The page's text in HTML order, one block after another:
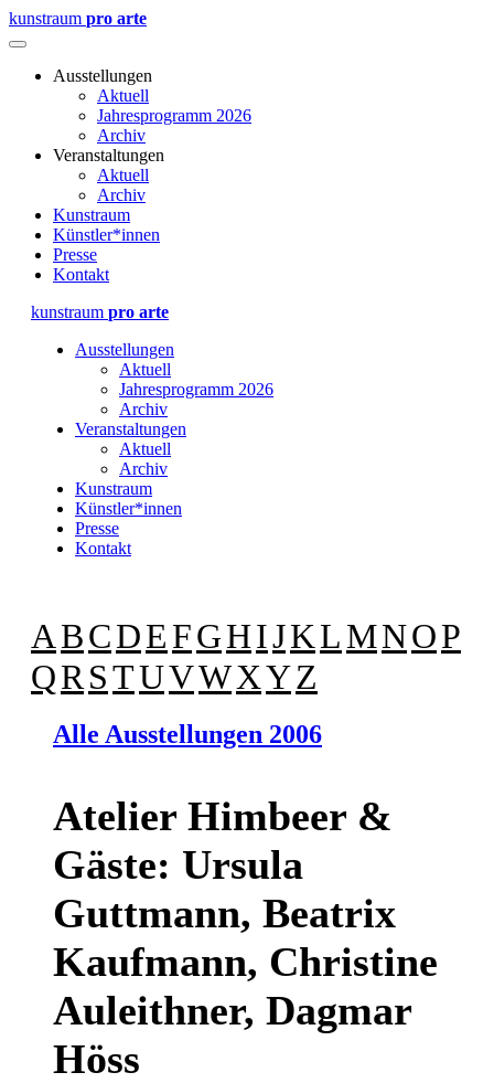
kunstraum pro arte
Ausstellungen
Aktuell
Jahresprogramm 2026
Archiv
Veranstaltungen
Aktuell
Archiv
Kunstraum
Künstler*innen
Presse
Kontakt
kunstraum pro arte
Ausstellungen
Aktuell
Jahresprogramm 2026
Archiv
Veranstaltungen
Aktuell
Archiv
Kunstraum
Künstler*innen
Presse
Kontakt
ABCDEFGHIJKLMNOP
QRSTUVWXYZ
Alle Ausstellungen 2006
Atelier Himbeer &
Gäste: Ursula
Guttmann, Beatrix
Kaufmann, Christine
Auleithner, Dagmar
Höss